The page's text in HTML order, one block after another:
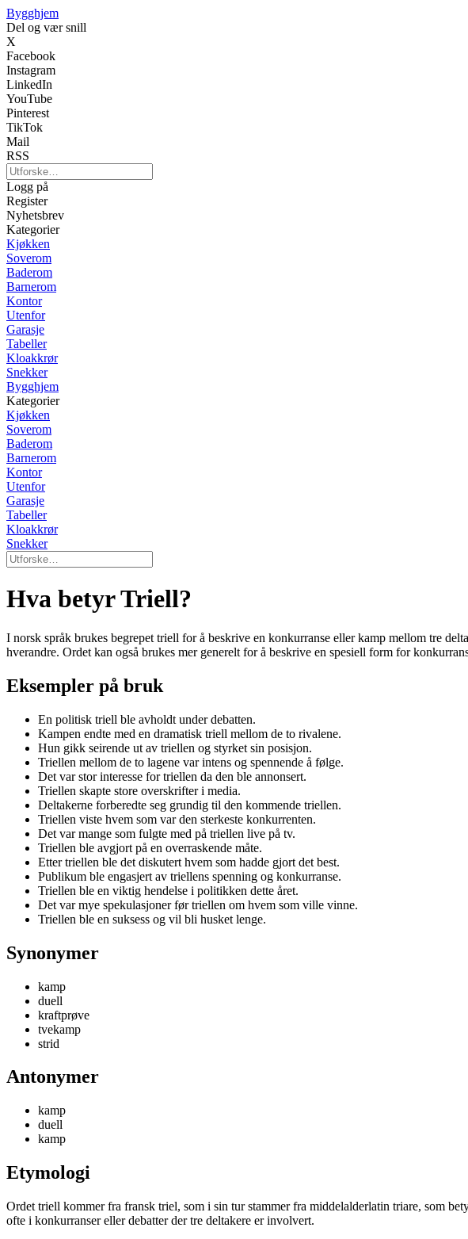
Bygghjem
Del og vær snill
X
Facebook
Instagram
LinkedIn
YouTube
Pinterest
TikTok
Mail
RSS
Logg på
Register
Nyhetsbrev
Kategorier
Kjøkken
Soverom
Baderom
Barnerom
Kontor
Utenfor
Garasje
Tabeller
Kloakkrør
Snekker
Bygghjem
Kategorier
Kjøkken
Soverom
Baderom
Barnerom
Kontor
Utenfor
Garasje
Tabeller
Kloakkrør
Snekker
Hva betyr Triell?
I norsk språk brukes begrepet triell for å beskrive en konkurranse eller kamp mellom tre
hverandre. Ordet kan også brukes mer generelt for å beskrive en spesiell form for
Eksempler på bruk
En politisk triell ble avholdt under debatten.
Kampen endte med en dramatisk triell mellom de to rivalene.
Hun gikk seirende ut av triellen og styrket sin posisjon.
Triellen mellom de to lagene var intens og spennende å følge.
Det var stor interesse for triellen da den ble annonsert.
Triellen skapte store overskrifter i media.
Deltakerne forberedte seg grundig til den kommende triellen.
Triellen viste hvem som var den sterkeste konkurrenten.
Det var mange som fulgte med på triellen live på tv.
Triellen ble avgjort på en overraskende måte.
Etter triellen ble det diskutert hvem som hadde gjort det best.
Publikum ble engasjert av triellens spenning og konkurranse.
Triellen ble en viktig hendelse i politikken dette året.
Det var mye spekulasjoner før triellen om hvem som ville vinne.
Triellen ble en suksess og vil bli husket lenge.
Synonymer
kamp
duell
kraftprøve
tvekamp
strid
Antonymer
kamp
duell
kamp
Etymologi
Ordet triell kommer fra fransk triel, som i sin tur stammer fra middelalderlatin triare, som
ofte i konkurranser eller debatter der tre deltakere er involvert.